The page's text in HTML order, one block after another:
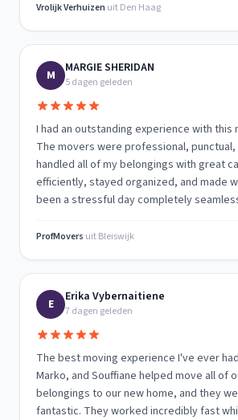
Vrolijk Verhuizen uitDen Haag
M MARGIE SHERIDAN
5 dagen geleden
I had an outstanding experience with this
The movers were professional,
handled all of my belongings with great
efficiently, stayed organized, and made
been a stressful day completely
ProfMovers uitBleiswijk
E Erika Vybernaitiene
7 dagen geleden
The best moving experience I've ever
Marko, and Souffiane helped move all of
belongings to our new home, and they
fantastic. They worked incredibly fast